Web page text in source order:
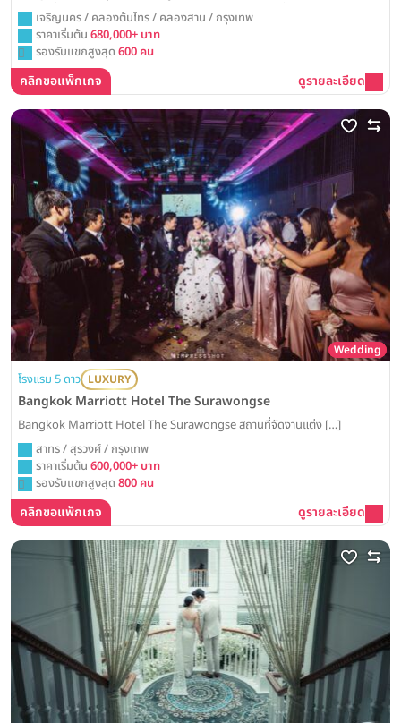
บอลรูมที่สง่างาม หรือการเต้นรำใต้แสงดาวบนสนามหญ้าริมน้ำในฝัน
เจริญนคร / คลองต้นไทร / คลองสาน / กรุงเทพ
ราคาเริ่มต้น 680,000+ บาท
รองรับแขกสูงสุด 600 คน
คลิกขอแพ็กเกจ ดูรายละเอียด
Wedding
โรงแรม 5 ดาว LUXURY
Bangkok Marriott Hotel The Surawongse
Bangkok Marriott Hotel The Surawongse สถานที่จัดงานแต่ง […]
สาทร / สุรวงศ์ / กรุงเทพ
ราคาเริ่มต้น 600,000+ บาท
รองรับแขกสูงสุด 800 คน
คลิกขอแพ็กเกจ ดูรายละเอียด